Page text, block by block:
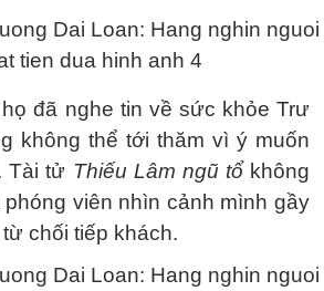
đã nghe tin về sức khỏe Trư
không thể tới thăm vì ý muốn
Tài tử Thiếu Lâm ngũ tổ không
viên nhìn cảnh mình gầy
chối tiếp khách.